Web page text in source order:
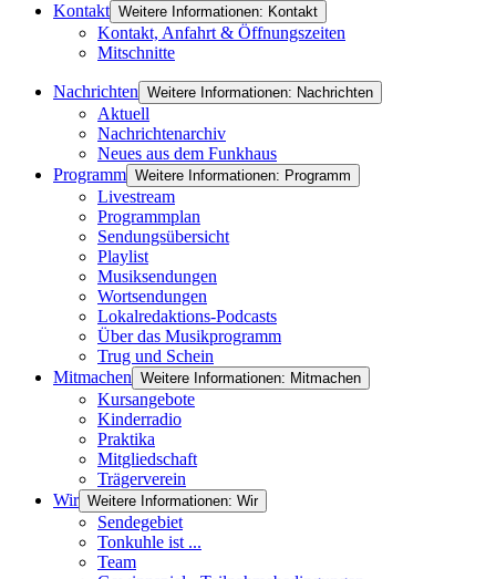
Kontakt Weitere Informationen: Kontakt
Kontakt, Anfahrt & Öffnungszeiten
Mitschnitte
Nachrichten Weitere Informationen: Nachrichten
Aktuell
Nachrichtenarchiv
Neues aus dem Funkhaus
Programm Weitere Informationen: Programm
Livestream
Programmplan
Sendungsübersicht
Playlist
Musiksendungen
Wortsendungen
Lokalredaktions-Podcasts
Über das Musikprogramm
Trug und Schein
Mitmachen Weitere Informationen: Mitmachen
Kursangebote
Kinderradio
Praktika
Mitgliedschaft
Trägerverein
Wir Weitere Informationen: Wir
Sendegebiet
Tonkuhle ist ...
Team